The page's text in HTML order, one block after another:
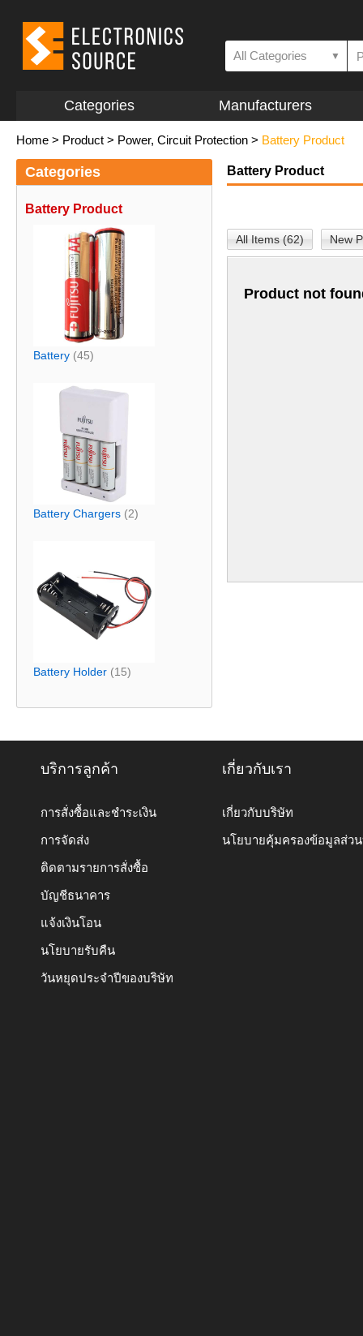
All Categories ▼
Categories Manufacturers
Home > Product > Power, Circuit Protection > Battery Product
Categories
Battery Product
Battery (45)
Battery Chargers (2)
Battery Holder (15)
Battery Product
All Items (62) New
Product not
บริการลูกค้า
การสั่งซื้อและชำระเงิน
การจัดส่ง
ติดตามรายการสั่งซื้อ
บัญชีธนาคาร
แจ้งเงินโอน
นโยบายรับคืน
วันหยุดประจำปีของบริษัท
เกี่ยวกับเรา
เกี่ยวกับบริษัท
นโยบายคุ้มครองข้อมูลส่ว